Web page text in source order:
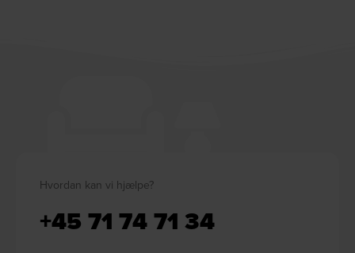
Hvordan kan vi hjælpe?
+45 71 74 71 34